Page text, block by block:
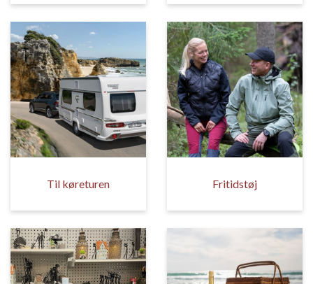
Til køreturen Fritidstøj